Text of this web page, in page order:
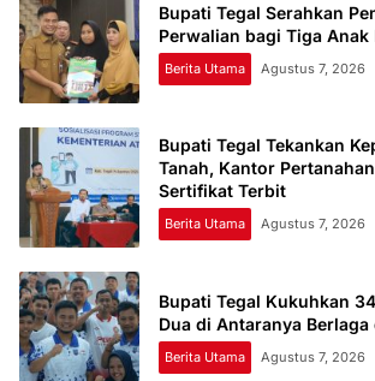
Bupati Tegal Serahkan
Perwalian bagi Tiga Anak
Berita Utama Agustus 7, 2026
Bupati Tegal Tekankan
Tanah, Kantor
Sertifikat Terbit
Berita Utama Agustus 7, 2026
Bupati Tegal Kukuhkan
Dua di Antaranya
Berita Utama Agustus 7, 2026